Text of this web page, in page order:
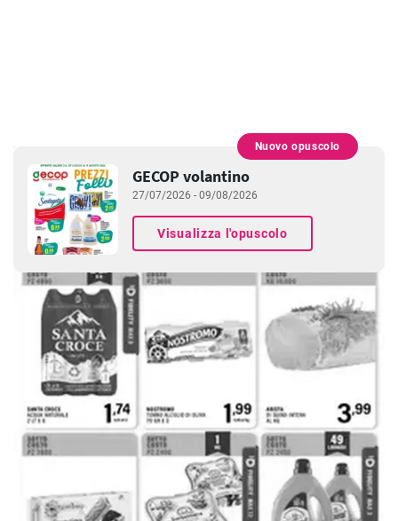
GECOP volantino
27/07/2026 - 09/08/2026
Visualizza l'opuscolo
Nuovo opuscolo
PUBBLICITÀ